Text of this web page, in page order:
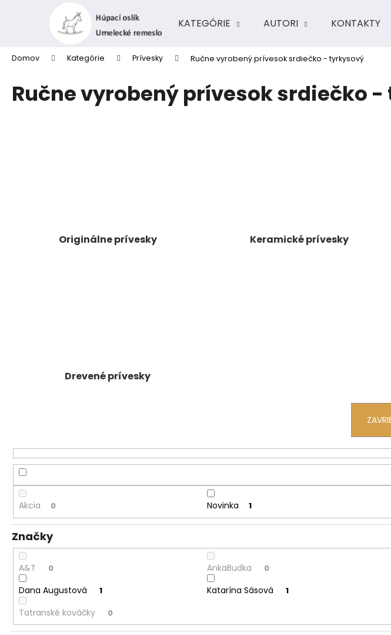
KATEGÓRIE AUTORI KONTAKTY
Domov Kategórie Prívesky Ručne vyrobený prívesok srdiečko - tyrkysový
Ručne vyrobený prívesok srdiečko
Originálne prívesky Keramické prívesky
Drevené prívesky
Akcia 0 Novinka 1
Značky
A&T 0 AnkaBudka 0
Dana Augustová 1 Katarína Sásová 1
Tatranské kováčky 0
Späť
obchodu
Späť
obchodu
Čo potrebujete